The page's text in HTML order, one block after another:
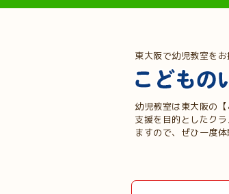
東大阪で幼児教室を
幼児教室は東大阪の
支援を目的としたク
ますので、ぜひ一度